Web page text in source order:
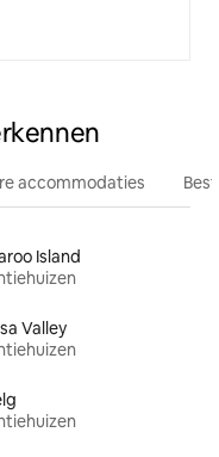
accommodaties
Island
Valley